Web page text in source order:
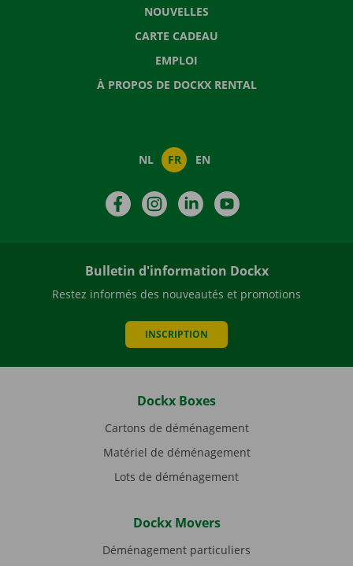
NOUVELLES
CARTE CADEAU
EMPLOI
À PROPOS DE DOCKX RENTAL
NL FR EN
FacebookInstagramLinkedIn
Bulletin d'information Dockx
Restez informés des nouveautés et promotions
INSCRIPTION
Dockx Boxes
Cartons de déménagement
Matériel de déménagement
Lots de déménagement
Dockx Movers
Déménagement particuliers